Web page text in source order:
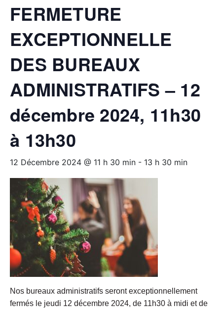
FERMETURE
EXCEPTIONNELLE
DES BUREAUX
ADMINISTRATIFS – 12
décembre 2024, 11h30
à 13h30
12 Décembre 2024 @ 11 h 30 min - 13 h 30 min
Nos bureaux administratifs seront exceptionnellement
fermés le jeudi 12 décembre 2024, de 11h30 à midi et de